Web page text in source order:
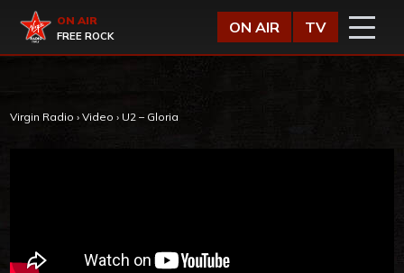
Virgin Radio
ON AIR
FREE ROCK
ON AIR TV
Virgin Radio › Video › U2 – Gloria